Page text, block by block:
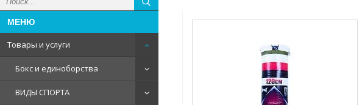
Товары и услуги
Бокс и единоборства
ВИДЫ СПОРТА